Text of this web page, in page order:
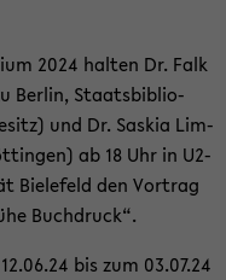
2024 hal­ten Dr. Falk
Ber­lin, Staats­bi­blio­
und Dr. Sas­kia Lim­
ab 18 Uhr in U2-​
Bie­le­feld den Vor­trag
Buch­druck“.
bis zum 03.07.24